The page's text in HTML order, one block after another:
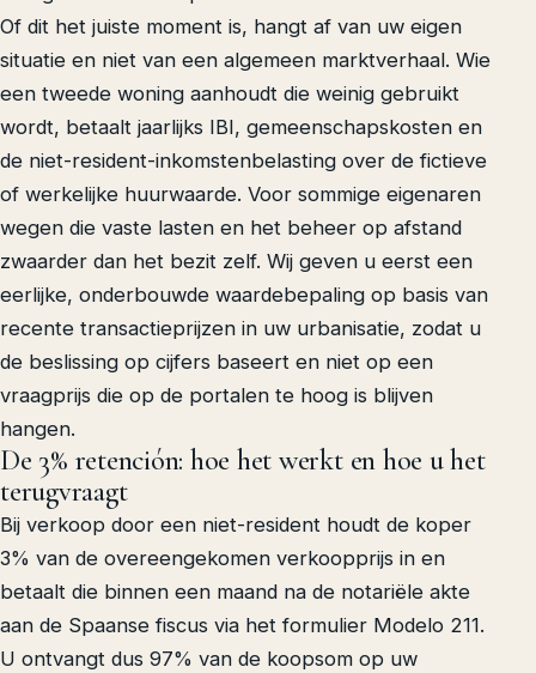
Of dit het juiste moment is, hangt af van uw eigen
situatie en niet van een algemeen marktverhaal. Wie
een tweede woning aanhoudt die weinig gebruikt
wordt, betaalt jaarlijks IBI, gemeenschapskosten en
de niet-resident-inkomstenbelasting over de fictieve
of werkelijke huurwaarde. Voor sommige eigenaren
wegen die vaste lasten en het beheer op afstand
zwaarder dan het bezit zelf. Wij geven u eerst een
eerlijke, onderbouwde waardebepaling op basis van
recente transactieprijzen in uw urbanisatie, zodat u
de beslissing op cijfers baseert en niet op een
vraagprijs die op de portalen te hoog is blijven
hangen.
De 3% retención: hoe het werkt en hoe u het
terugvraagt
Bij verkoop door een niet-resident houdt de koper
3% van de overeengekomen verkoopprijs in en
betaalt die binnen een maand na de notariële akte
aan de Spaanse fiscus via het formulier Modelo 211.
U ontvangt dus 97% van de koopsom op uw